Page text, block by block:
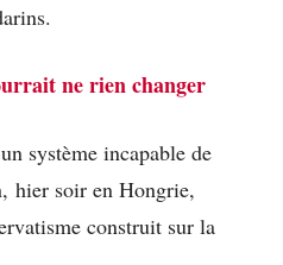
ne rien changer
système incapable de
hier soir en Hongrie,
construit sur la